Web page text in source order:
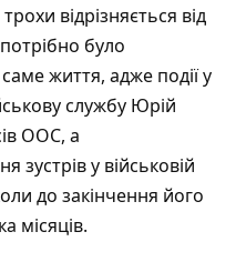
відрізняється від
було
життя, адже події у
службу Юрій
ООС, а
у військовій
до закінчення його
місяців.